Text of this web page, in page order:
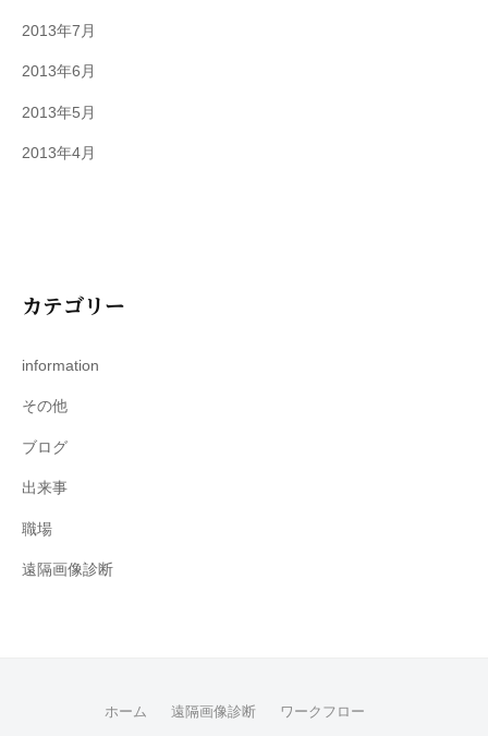
2013年7月
2013年6月
2013年5月
2013年4月
カテゴリー
information
その他
ブログ
出来事
職場
遠隔画像診断
ホーム 遠隔画像診断 ワークフロー